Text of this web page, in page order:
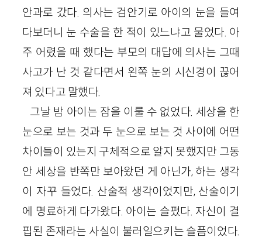
안과로 갔다. 의사는 검안기로 아이의 눈을 들여
다보더니 눈 수술을 한 적이 있느냐고 물었다. 아
주 어렸을 때 했다는 부모의 대답에 의사는 그때
사고가 난 것 같다면서 왼쪽 눈의 시신경이 끊어
져 있다고 말했다.
그날 밤 아이는 잠을 이룰 수 없었다. 세상을 한
눈으로 보는 것과 두 눈으로 보는 것 사이에 어떤
차이들이 있는지 구체적으로 알지 못했지만 그동
안 세상을 반쪽만 보아왔던 게 아닌가, 하는 생각
이 자꾸 들었다. 산술적 생각이었지만, 산술이기
에 명료하게 다가왔다. 아이는 슬펐다. 자신이 결
핍된 존재라는 사실이 불러일으키는 슬픔이었다.